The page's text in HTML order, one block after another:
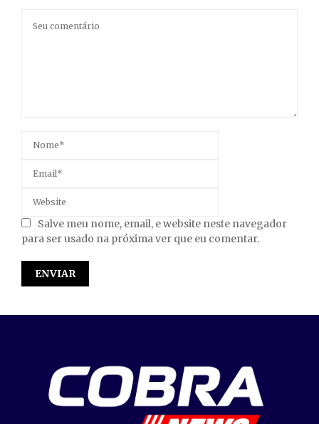
Salve meu nome, email, e website neste navegador
para ser usado na próxima ver que eu comentar.